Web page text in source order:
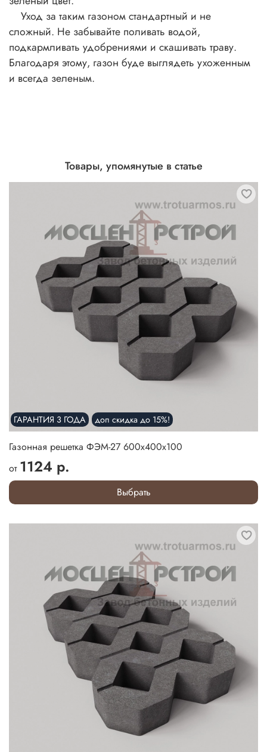
Уход за таким газоном стандартный и не
сложный. Не забывайте поливать водой,
подкармливать удобрениями и скашивать траву.
Благодаря этому, газон буде выглядеть ухоженным
и всегда зеленым.
Товары, упомянутые в статье
ГАРАНТИЯ 3 ГОДА доп скидка до 15%!
Газонная решетка ФЭМ-27 600х400х100
от 1124 р.
Выбрать